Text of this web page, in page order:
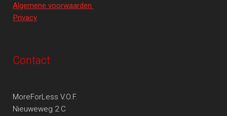
Algemene voorwaarden
Privacy
Contact
MoreForLess V.O.F.
Nieuweweg 2 C